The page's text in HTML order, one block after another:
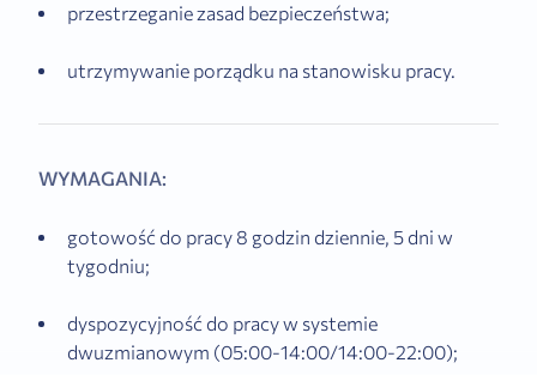
przestrzeganie zasad bezpieczeństwa;
utrzymywanie porządku na stanowisku pracy.
WYMAGANIA:
gotowość do pracy 8 godzin dziennie, 5 dni w
tygodniu;
dyspozycyjność do pracy w systemie
dwuzmianowym (05:00-14:00/14:00-22:00);